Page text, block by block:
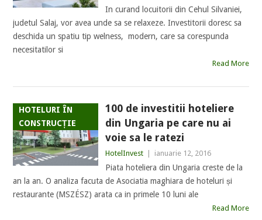
In curand locuitorii din Cehul Silvaniei,
judetul Salaj, vor avea unde sa se relaxeze. Investitorii doresc sa
deschida un spatiu tip welness, modern, care sa corespunda
necesitatilor si
Read More
HOTELURI ÎN
CONSTRUCȚIE
100 de investitii hoteliere
din Ungaria pe care nu ai
voie sa le ratezi
HotelInvest ianuarie 12, 2016
Piata hoteliera din Ungaria creste de la
an la an. O analiza facuta de Asociatia maghiara de hoteluri și
restaurante (MSZÉSZ) arata ca in primele 10 luni ale
Read More